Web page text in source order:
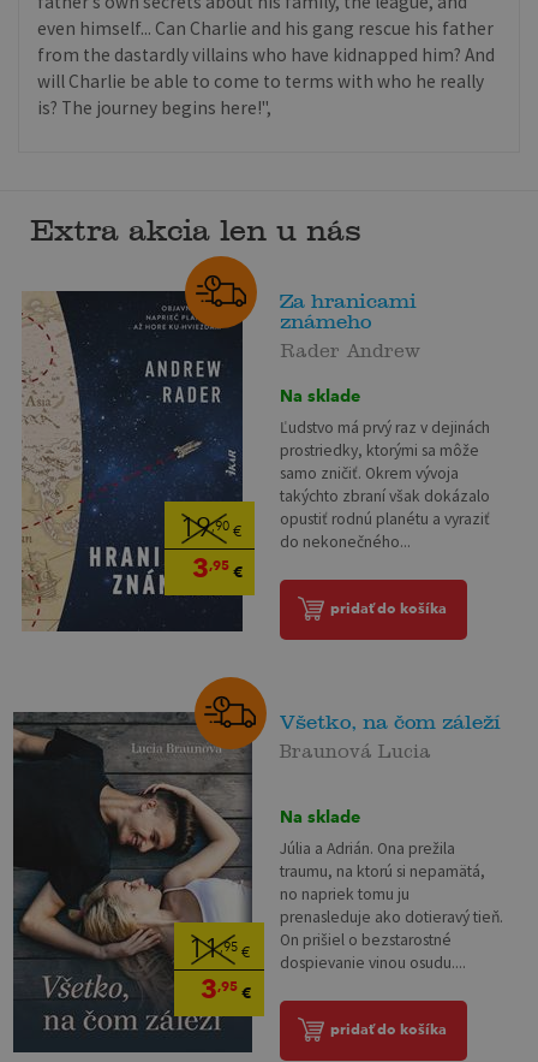
even himself... Can Charlie and his gang rescue his father
from the dastardly villains who have kidnapped him? And
will Charlie be able to come to terms with who he really
is? The journey begins here!",
Extra akcia len u nás
19,90€
3,95€
Za hranicami
známeho
Rader Andrew
Na sklade
Ľudstvo má prvý raz v dejinách
prostriedky, ktorými sa môže
samo zničiť. Okrem vývoja
takýchto zbraní však dokázalo
opustiť rodnú planétu a vyraziť
do nekonečného...
pridať do košíka
11,95 €
3,95 €
Všetko, na čom záleží
Braunová Lucia
Na sklade
Júlia a Adrián. Ona prežila
traumu, na ktorú si nepamätá,
no napriek tomu ju
prenasleduje ako dotieravý tieň.
On prišiel o bezstarostné
dospievanie vinou osudu....
pridať do košíka